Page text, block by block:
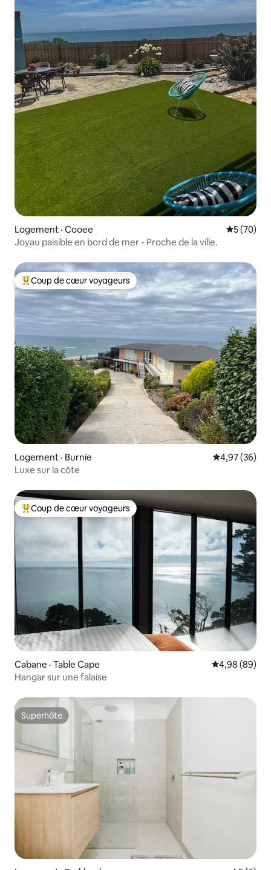
Logement · Cooee Note
5 (70)
Joyau paisible en bord de mer - Proche de la ville.
Coup de cœur voyageurs parmi les plus aimés
Coup de cœur voyageurs
Logement · Burnie Note
4,97 (36)
Luxe sur la côte
Coup de cœur voyageurs parmi les plus aimés
Coup de cœur voyageurs
Cabane · Table Cape Note
4,98 (89)
Hangar sur une falaise
Superhôte
Superhôte